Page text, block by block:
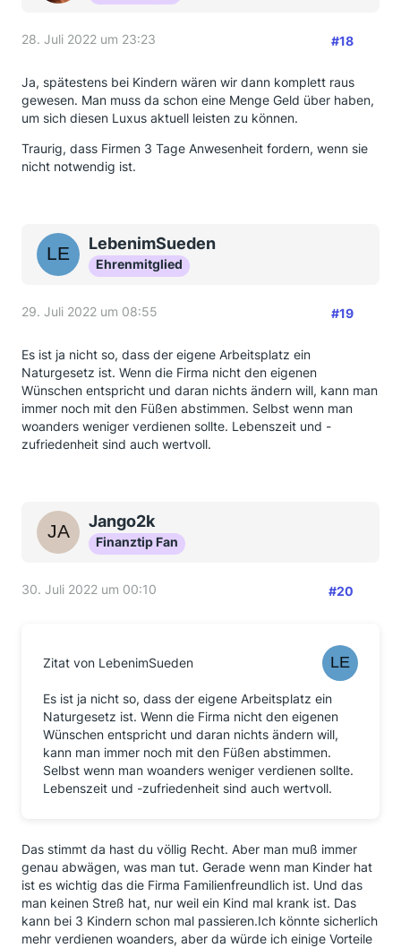
28. Juli 2022 um 23:23 #18
Ja, spätestens bei Kindern wären wir dann komplett raus
gewesen. Man muss da schon eine Menge Geld über haben,
um sich diesen Luxus aktuell leisten zu können.
Traurig, dass Firmen 3 Tage Anwesenheit fordern, wenn sie
nicht notwendig ist.
LebenimSueden
Ehrenmitglied
29. Juli 2022 um 08:55 #19
Es ist ja nicht so, dass der eigene Arbeitsplatz ein
Naturgesetz ist. Wenn die Firma nicht den eigenen
Wünschen entspricht und daran nichts ändern will, kann man
immer noch mit den Füßen abstimmen. Selbst wenn man
woanders weniger verdienen sollte. Lebenszeit und -
zufriedenheit sind auch wertvoll.
Jango2k
Finanztip Fan
30. Juli 2022 um 00:10 #20
Zitat von LebenimSueden
Es ist ja nicht so, dass der eigene Arbeitsplatz ein
Naturgesetz ist. Wenn die Firma nicht den eigenen
Wünschen entspricht und daran nichts ändern will,
kann man immer noch mit den Füßen abstimmen.
Selbst wenn man woanders weniger verdienen sollte.
Lebenszeit und -zufriedenheit sind auch wertvoll.
Das stimmt da hast du völlig Recht. Aber man muß immer
genau abwägen, was man tut. Gerade wenn man Kinder hat
ist es wichtig das die Firma Familienfreundlich ist. Und das
man keinen Streß hat, nur weil ein Kind mal krank ist. Das
kann bei 3 Kindern schon mal passieren.Ich könnte sicherlich
mehr verdienen woanders, aber da würde ich einige Vorteile